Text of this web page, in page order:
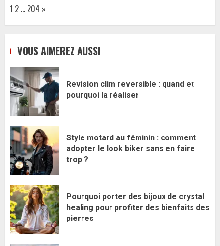
Page:
1 2 … 204 Next
»
VOUS AIMEREZ AUSSI
Revision clim reversible : quand et
pourquoi la réaliser
Style motard au féminin : comment
adopter le look biker sans en faire
trop ?
Pourquoi porter des bijoux de crystal
healing pour profiter des bienfaits des
pierres